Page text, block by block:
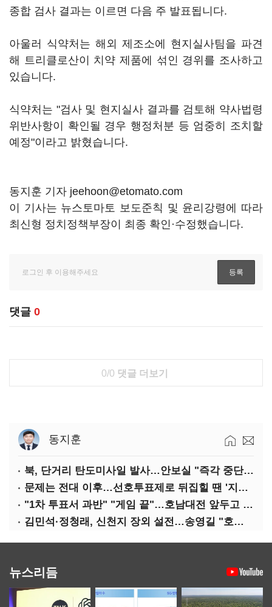
종합 검사 결과는 이르면 다음 주 발표됩니다.
아울러 식약처는 해외 제조소에 현지실사팀을 파견
해 트리클로산이 치약 제품에 섞인 경위를 조사하고
있습니다.
식약처는 "검사 및 현지실사 결과를 검토해 약사법령
위반사항이 확인될 경우 행정처분 등 엄중히 조치할
예정"이라고 밝혔습니다.
동지훈 기자 jeehoon@etomato.com
이 기사는 뉴스토마토 보도준칙 및 윤리강령에 따라
최신형 정치정책부장이 최종 확인·수정했습니다.
댓글 0
0/0 댓글 더보기
동지훈
북, 단거리 탄도미사일 발사…안보실 "즉각 중단 촉구"
문제는 전대 이후…선호투표제로 뒤집힐 땐 '지지층 불복'
"1차 투표서 과반" "게임 끝"…호남대전 앞두고 '충돌'
김민석·정청래, 신천지 장외 설전…송영길 "호남 계몽 규탄"
뉴스리듬